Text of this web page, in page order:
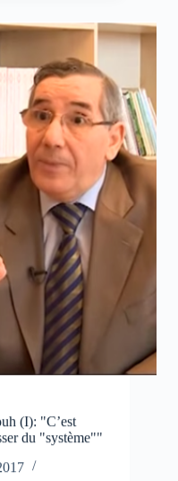
(I): "C’est
du "système""